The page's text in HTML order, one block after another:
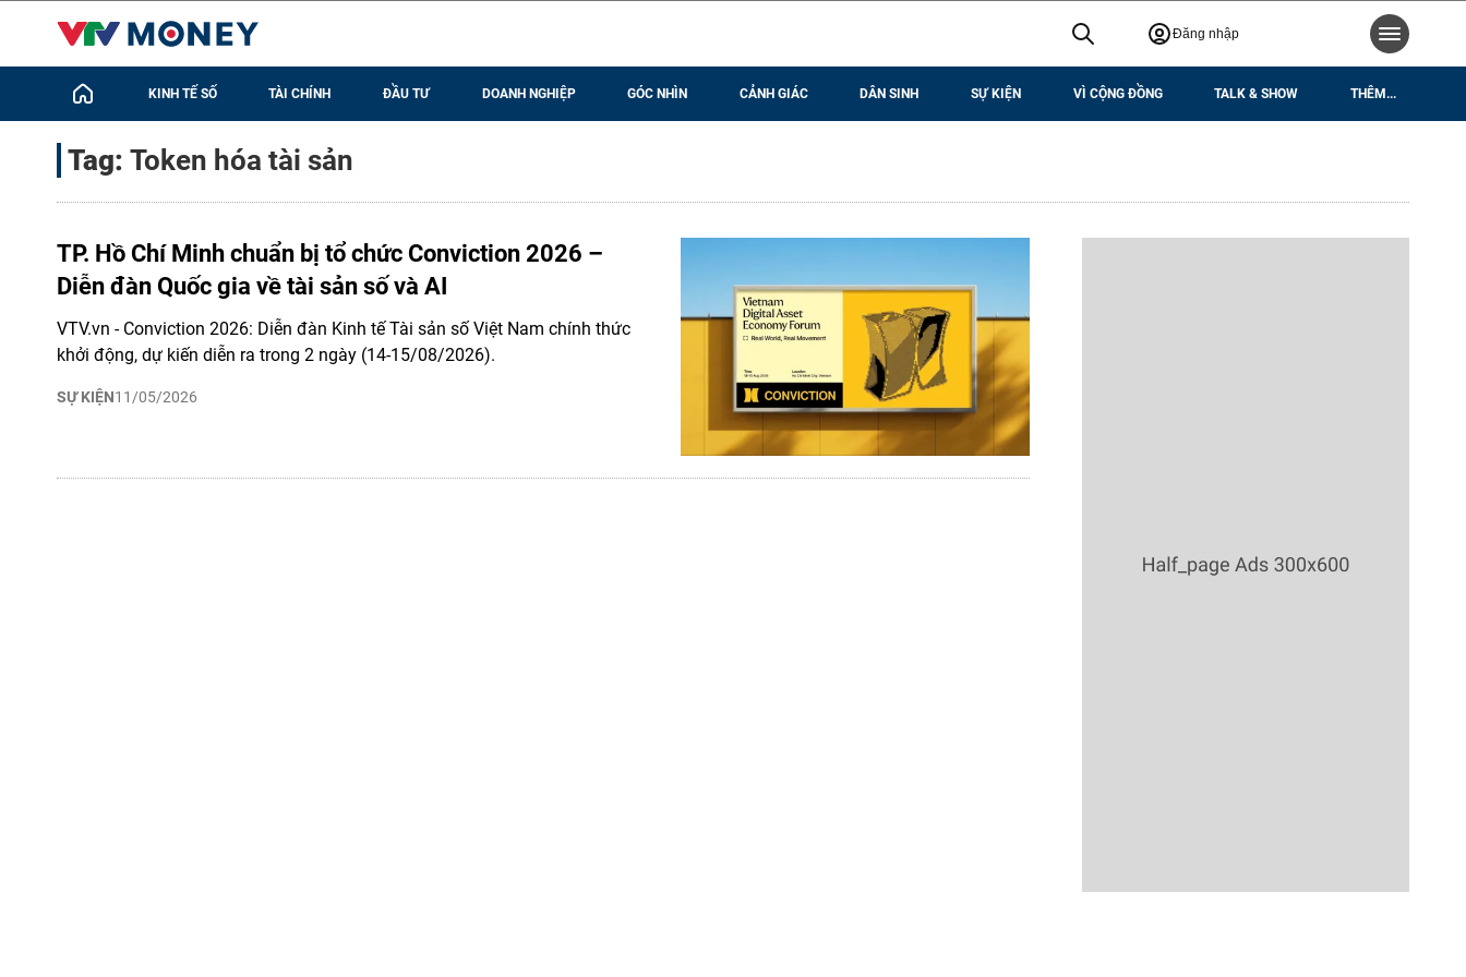
Đăng nhập
KINH TẾ SỐ TÀI CHÍNH ĐẦU TƯ DOANH NGHIỆP GÓC NHÌN CẢNH GIÁC DÂN SINH SỰ KIỆN VÌ CỘNG ĐỒNG TALK & SHOW THÊM...
Tag: Token hóa tài sản
TP. Hồ Chí Minh chuẩn bị tổ chức Conviction 2026 –
Diễn đàn Quốc gia về tài sản số và AI
SỰ KIỆN11/05/2026
VTV.vn - Conviction 2026: Diễn đàn Kinh tế Tài sản số Việt Nam chính thức
khởi động, dự kiến diễn ra trong 2 ngày (14-15/08/2026).